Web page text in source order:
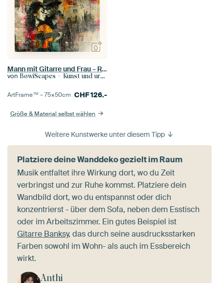
Mann mit Gitarre und Frau – Romantisches Graffiti-Kunstwerk
von BowiScapes – Kunst und urbane Wandgestaltung
ArtFrame™ –75×50cm CHF126.-
Größe & Material selbst wählen
Weitere Kunstwerke unter diesem Tipp
Platziere deine Wanddeko gezielt im Raum
Musik entfaltet ihre Wirkung dort, wo du Zeit
verbringst und zur Ruhe kommst. Platziere dein
Wandbild dort, wo du entspannst oder dich
konzentrierst - über dem Sofa, neben dem Esstisch
oder im Arbeitszimmer. Ein gutes Beispiel ist
Gitarre Banksy, das durch seine ausdrucksstarken
Farben sowohl im Wohn- als auch im Essbereich
wirkt.
Anthi